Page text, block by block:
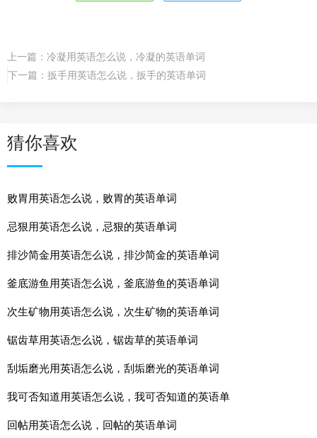
上一篇： 冷凝用英语怎么说，冷凝的英语单词
下一篇： 扳手用英语怎么说，扳手的英语单词
猜你喜欢
败胃用英语怎么说，败胃的英语单词
忌狠用英语怎么说，忌狠的英语单词
排沙简金用英语怎么说，排沙简金的英语单词
釜底游鱼用英语怎么说，釜底游鱼的英语单词
次生矿物用英语怎么说，次生矿物的英语单词
锯齿草用英语怎么说，锯齿草的英语单词
刮垢磨光用英语怎么说，刮垢磨光的英语单词
我可否知道用英语怎么说，我可否知道的英语单
回帖用英语怎么说，回帖的英语单词